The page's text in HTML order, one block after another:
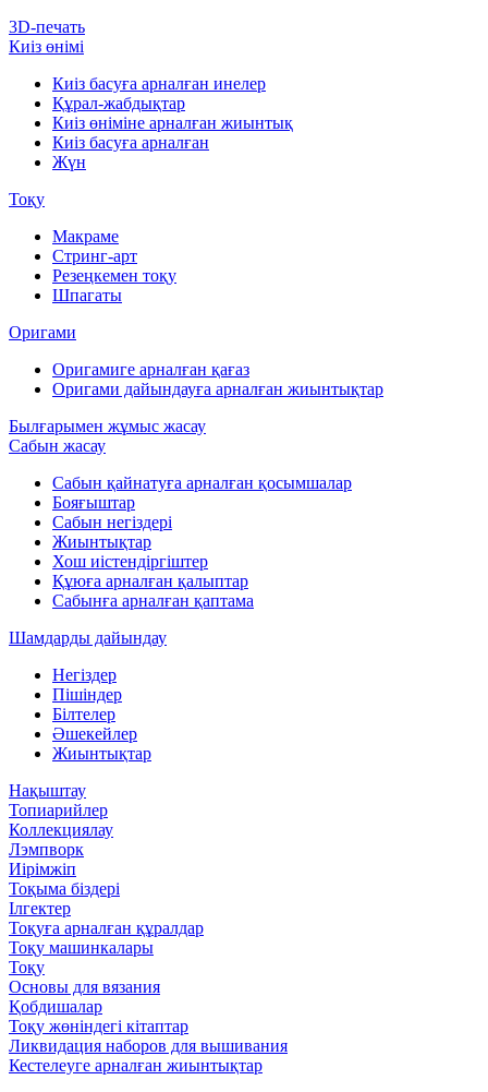
3D-печать
Киіз өнімі
Киіз басуға арналған инелер
Құрал-жабдықтар
Киіз өніміне арналған жиынтық
Киіз басуға арналған
Жүн
Тоқу
Макраме
Стринг-арт
Резеңкемен тоқу
Шпагаты
Оригами
Оригамиге арналған қағаз
Оригами дайындауға арналған жиынтықтар
Былғарымен жұмыс жасау
Сабын жасау
Сабын қайнатуға арналған қосымшалар
Бояғыштар
Сабын негіздері
Жиынтықтар
Хош иістендіргіштер
Құюға арналған қалыптар
Сабынға арналған қаптама
Шамдарды дайындау
Негіздер
Пішіндер
Білтелер
Әшекейлер
Жиынтықтар
Нақыштау
Топиарийлер
Коллекциялау
Лэмпворк
Иірімжіп
Тоқыма біздері
Ілгектер
Тоқуға арналған құралдар
Тоқу машинкалары
Тоқу
Основы для вязания
Қобдишалар
Тоқу жөніндегі кітаптар
Ликвидация наборов для вышивания
Кестелеуге арналған жиынтықтар